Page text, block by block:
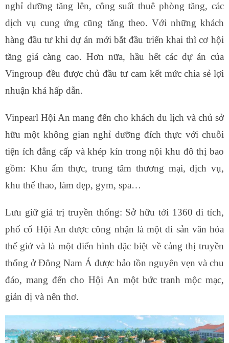
nghỉ dưỡng tăng lên, công suất thuê phòng tăng, các
dịch vụ cung ứng cũng tăng theo. Với những khách
hàng đầu tư khi dự án mới bắt đầu triển khai thì cơ hội
tăng giá càng cao. Hơn nữa, hầu hết các dự án của
Vingroup đều được chủ đầu tư cam kết mức chia sẻ lợi
nhuận khá hấp dẫn.
Vinpearl Hội An mang đến cho khách du lịch và chủ sở
hữu một không gian nghỉ dưỡng đích thực với chuỗi
tiện ích đẳng cấp và khép kín trong nội khu đô thị bao
gồm: Khu ẩm thực, trung tâm thương mại, dịch vụ,
khu thể thao, làm đẹp, gym, spa…
Lưu giữ giá trị truyền thống: Sở hữu tới 1360 di tích,
phố cổ Hội An được công nhận là một di sản văn hóa
thế giớ và là một điển hình đặc biệt về cảng thị truyền
thống ở Đông Nam Á được bảo tồn nguyên vẹn và chu
đáo, mang đến cho Hội An một bức tranh mộc mạc,
giản dị và nên thơ.